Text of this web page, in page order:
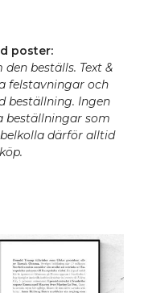
poster:
beställs. Text &
felstavningar och
beställning. Ingen
beställningar som
därför alltid